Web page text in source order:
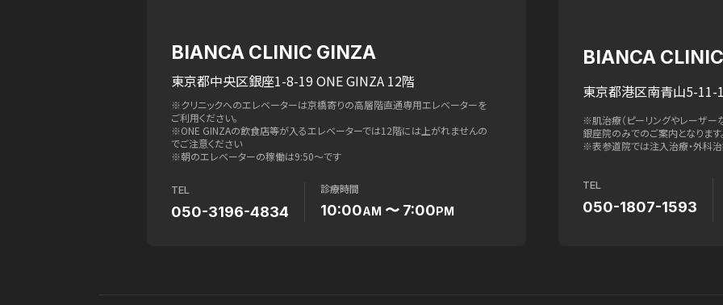
BIANCA CLINIC GINZA
東京都中央区銀座1-8-19 ONE GINZA 12階
※クリニックへのエレベーターは京橋寄りの高層階直通専用エレベーターを
ご利用ください。
※ONE GINZAの飲食店等が入るエレベーターでは12階には上がれませんの
でご注意ください
※朝のエレベーターの稼働は9:50〜です
TEL
050-3196-4834
診療時間
10:00AM 〜 7:00PM
BIANCA
東京都港区南青山5-11-
※肌治療（ピーリングやレーザー
銀座院のみでのご案内となります
※表参道院では注入治療・外科
TEL
050-1807-1593